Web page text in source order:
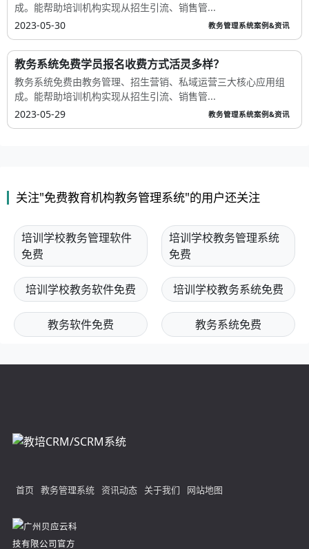
成。能帮助培训机构实现从招生引流、销售管...
2023-05-30
教务管理系统案例&资讯
教务系统免费学员报名收费方式活灵多样？
教务系统免费由教务管理、招生营销、私域运营三大核心应用组
成。能帮助培训机构实现从招生引流、销售管...
2023-05-29
教务管理系统案例&资讯
关注"免费教育机构教务管理系统"的用户还关注
培训学校教务管理软件
免费
培训学校教务管理系统
免费
培训学校教务软件免费 培训学校教务系统免费
教务软件免费 教务系统免费
首页 教务管理系统 资讯动态 关于我们 网站地图